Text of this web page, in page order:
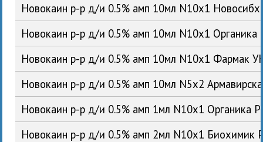
Новокаин р-р д/и 0.5% амп 10мл N10x1
Новокаин р-р д/и 0.5% амп 10мл N10x1
Новокаин р-р д/и 0.5% амп 10мл N10x1 Фармак
Новокаин р-р д/и 0.5% амп 10мл N5x2
Новокаин р-р д/и 0.5% амп 1мл N10x1 Органика
Новокаин р-р д/и 0.5% амп 2мл N10x1 Биохимик